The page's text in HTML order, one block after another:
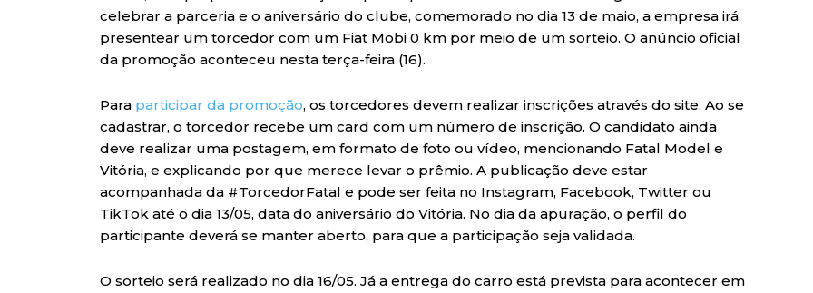
celebrar a parceria e o aniversário do clube, comemorado no dia 13 de maio, a empresa irá
presentear um torcedor com um Fiat Mobi 0 km por meio de um sorteio. O anúncio oficial
da promoção aconteceu nesta terça-feira (16).
Para participar da promoção, os torcedores devem realizar inscrições através do site. Ao se
cadastrar, o torcedor recebe um card com um número de inscrição. O candidato ainda
deve realizar uma postagem, em formato de foto ou vídeo, mencionando Fatal Model e
Vitória, e explicando por que merece levar o prêmio. A publicação deve estar
acompanhada da #TorcedorFatal e pode ser feita no Instagram, Facebook, Twitter ou
TikTok até o dia 13/05, data do aniversário do Vitória. No dia da apuração, o perfil do
participante deverá se manter aberto, para que a participação seja validada.
O sorteio será realizado no dia 16/05. Já a entrega do carro está prevista para acontecer em